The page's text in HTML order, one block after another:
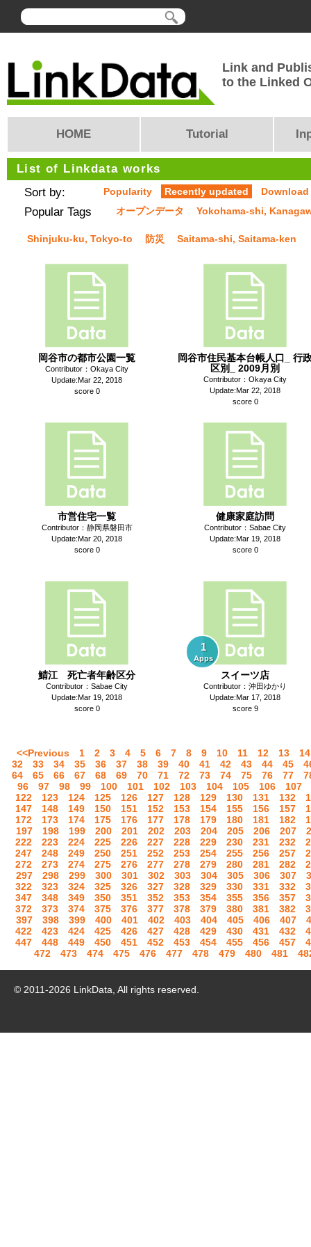
Link and
to the Linked
HOME Tutorial
List of Linkdata works
Sort by:
Popularity Recently updated
Popular Tags オープンデータ Yokohama-shi,
Shinjuku-ku, Tokyo-to 防災 Saitama-shi, Saitama-ken
岡谷市の都市公園一覧
Contributor：Okaya City
Update:Mar 22, 2018
score 0
岡谷市住民基本台帳人口_ 行
区別_ 2009月別
Contributor：Okaya City
Update:Mar 22, 2018
score 0
市営住宅一覧
Contributor：静岡県磐田市
Update:Mar 20, 2018
score 0
健康家庭訪問
Contributor：Sabae City
Update:Mar 19, 2018
score 0
鯖江 死亡者年齢区分
Contributor：Sabae City
Update:Mar 19, 2018
score 0
1
Apps
スイーツ店
Contributor：沖田ゆかり
Update:Mar 17, 2018
score 9
<<Previous 1 2 3 4 5 6 7 8 9 10 11 12 13
14
32
33 34 35 36 37 38 39 40 41 42 43 44 45
64
65 66 67 68 69 70 71 72 73 74 75 76 77
96
97 98 99 100 101 102 103 104 105 106
107
122
123 124 125 126 127 128 129 130 131 132
147
148 149 150 151 152 153 154 155 156 157
172
173 174 175 176 177 178 179 180 181 182
197
198 199 200 201 202 203 204 205 206 207
222
223 224 225 226 227 228 229 230 231 232
247
248 249 250 251 252 253 254 255 256 257
272
273 274 275 276 277 278 279 280 281 282
297
298 299 300 301 302 303 304 305 306 307
322
323 324 325 326 327 328 329 330 331 332
347
348 349 350 351 352 353 354 355 356 357
372
373 374 375 376 377 378 379 380 381 382
397
398 399 400 401 402 403 404 405 406 407
422
423 424 425 426 427 428 429 430 431 432
447
448 449 450 451 452 453 454 455 456 457
472
473 474 475 476 477 478 479 480 481
© 2011-2026 LinkData, All rights reserved.